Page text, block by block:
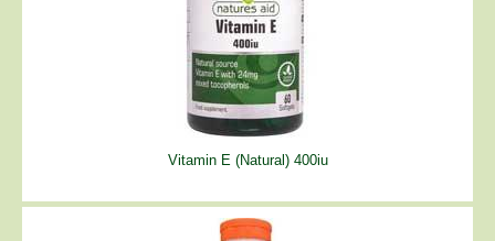
Vitamin E (Natural) 400iu